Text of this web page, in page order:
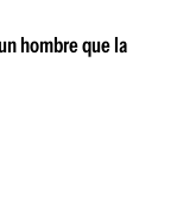
hombre que la